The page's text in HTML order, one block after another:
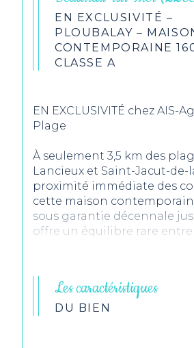
EN EXCLUSIVITÉ –
PLOUBALAY –
CONTEMPORAINE
CLASSE A
EN EXCLUSIVITÉ chez AIS-
Plage
À seulement 3,5 km des
Lancieux et Saint-Jacut-de-
proximité immédiate des
cette maison
sous garantie décennale
offre un équilibre rare
pièce de vie de 53 m², vaste
Une chambre avec salle
indépendant permettent
Les caractéristiques
DU BIEN